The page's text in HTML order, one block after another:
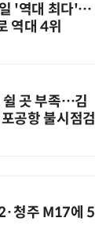
'역대 최다'…
역대 4위
곳 부족…김
공항 불시점검
청주 M17에 5